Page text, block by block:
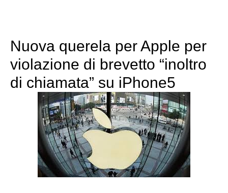
Nuova querela per Apple per
violazione di brevetto “inoltro
di chiamata” su iPhone5